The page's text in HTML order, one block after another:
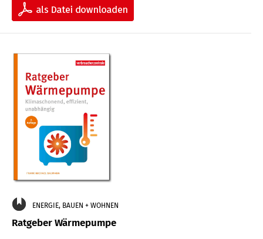
ENERGIE, BAUEN + WOHNEN
Ratgeber Wärmepumpe